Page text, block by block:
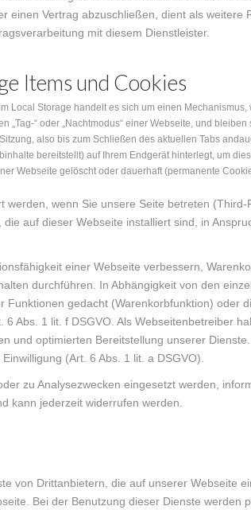
Vertrag abzuschließen, dient als weitere
mit diesem Dienstleister.
Items und Cookies
Local Storage handelt es sich um einen
“ oder „Nachtmodus“ einer Webseite, und
also bis zum Schließen des aktuellen Tabs
bereitstellt) auf Ihrem Endgerät hinterlegt, um
Webseite gelöscht oder dauerhaft (permanente
wenn Sie unsere Seite betreten
auf dieser Webseite installiert sind, in
einer Webseite verbessern,
durchführen. In Abhängigkeit von den
gedacht (Warenkorbfunktion) oder
Abs. 1 lit. f DSGVO. Als Webseitenbetreiber
und optimierten Bereitstellung unserer
(Art. 6 Abs. 1 lit. a DSGVO).
zu Analysezwecken eingesetzt werden,
kann jederzeit widerrufen werden.
von Drittanbietern, die auf unserer Webseite
Bei der Benutzung dieser Dienste werden